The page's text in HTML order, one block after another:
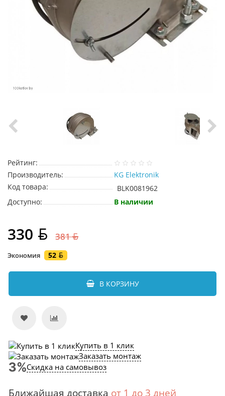
Рейтинг:
Производитель:
KG Elektronik
Код товара:
BLK0081962
Доступно:
В наличии
330 381
Экономия 52
В КОРЗИНУ
Купить в 1 клик
Заказать монтаж
Скидка на самовывоз
Ближайшая доставка от 1 до 3 дней